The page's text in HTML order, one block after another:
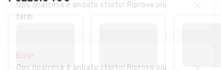
Ops qualcosa è andato storto! Riprova più
tardi
Error
Ops qualcosa è andato storto! Riprova più